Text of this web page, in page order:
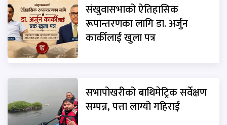
संखुवासभाको ऐतिहासिक
रूपान्तरणका लागि डा. अर्जुन
कार्कीलाई खुला पत्र
सभापोखरीको बाथिमेट्रिक सर्वेक्षण
सम्पन्न, पत्ता लाग्यो गहिराई